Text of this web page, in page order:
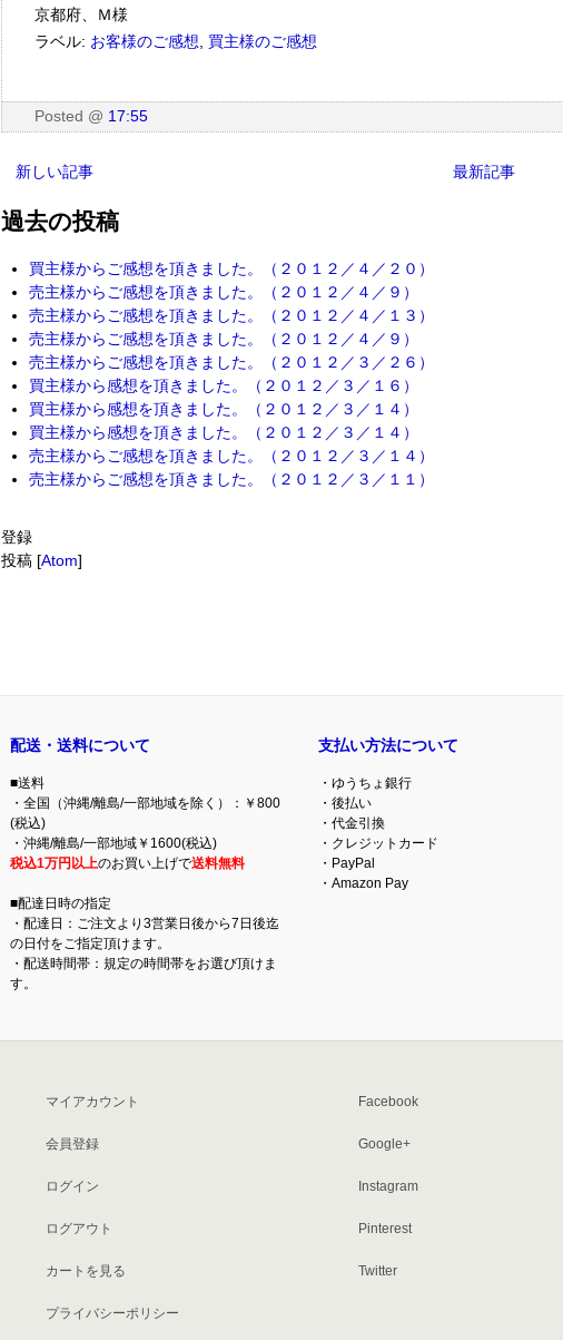
京都府、Ｍ様
ラベル: お客様のご感想 買主様のご感想
Posted @ 17:55
新しい記事 最新記事
過去の投稿
買主様からご感想を頂きました。（２０１２／４／２０）
売主様からご感想を頂きました。（２０１２／４／９）
売主様からご感想を頂きました。（２０１２／４／１３）
売主様からご感想を頂きました。（２０１２／４／９）
売主様からご感想を頂きました。（２０１２／３／２６）
買主様から感想を頂きました。（２０１２／３／１６）
買主様から感想を頂きました。（２０１２／３／１４）
買主様から感想を頂きました。（２０１２／３／１４）
売主様からご感想を頂きました。（２０１２／３／１４）
売主様からご感想を頂きました。（２０１２／３／１１）
登録
投稿 [Atom]
配送・送料について
■送料
・全国（沖縄/離島/一部地域を除く）：￥800
(税込)
・沖縄/離島/一部地域￥1600(税込)
税込1万円以上のお買い上げで送料無料
■配達日時の指定
・配達日：ご注文より3営業日後から7日後迄
の日付をご指定頂けます。
・配送時間帯：規定の時間帯をお選び頂けま
す。
支払い方法について
・ゆうちょ銀行
・後払い
・代金引換
・クレジットカード
・PayPal
・Amazon Pay
マイアカウント
会員登録
ログイン
ログアウト
カートを見る
プライバシーポリシー
Facebook
Google+
Instagram
Pinterest
Twitter